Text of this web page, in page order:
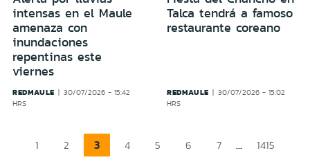
intensas en el Maule
amenaza con
inundaciones
repentinas este
viernes
REDMAULE
30/07/2026 - 15:42
HRS
Talca tendrá a famoso
restaurante coreano
REDMAULE
30/07/2026 - 15:02
HRS
1 2 3 4 5 6 7 ... 1415